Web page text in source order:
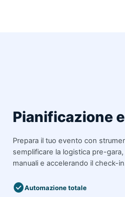
Pianificazione
Prepara il tuo evento con
semplificare la logistica pre-
manuali e accelerando il check-
check_circleAutomazione totale